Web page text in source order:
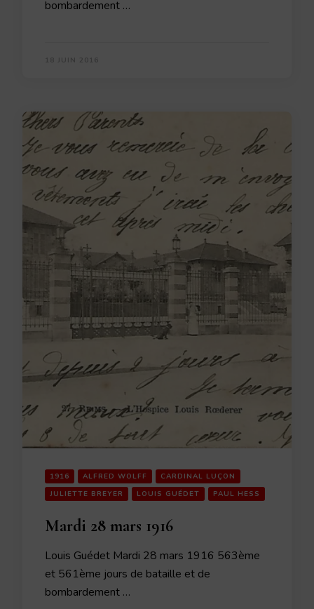
bombardement …
1916 ALFRED WOLFF
CARDINAL LUÇON
JULIETTE BREYER
LOUIS GUÉDET PAUL HESS
Mardi 28 mars 1916
Louis Guédet Mardi 28 mars 1916 563ème
et 561ème jours de bataille et de
bombardement …